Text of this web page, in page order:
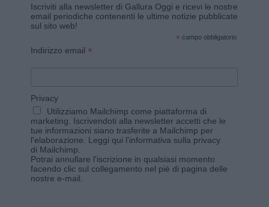
Iscriviti alla newsletter di Gallura Oggi e ricevi le nostre
email periodiche contenenti le ultime notizie pubblicate
sul sito web!
* campo obbligatorio
Indirizzo email *
Privacy
Utilizziamo Mailchimp come piattaforma di
marketing. Iscrivendoti alla newsletter accetti che le
tue informazioni siano trasferite a Mailchimp per
l'elaborazione. Leggi qui l'informativa sulla privacy
di Mailchimp
Potrai annullare l'iscrizione in qualsiasi momento
facendo clic sul collegamento nel piè di pagina delle
nostre e-mail.